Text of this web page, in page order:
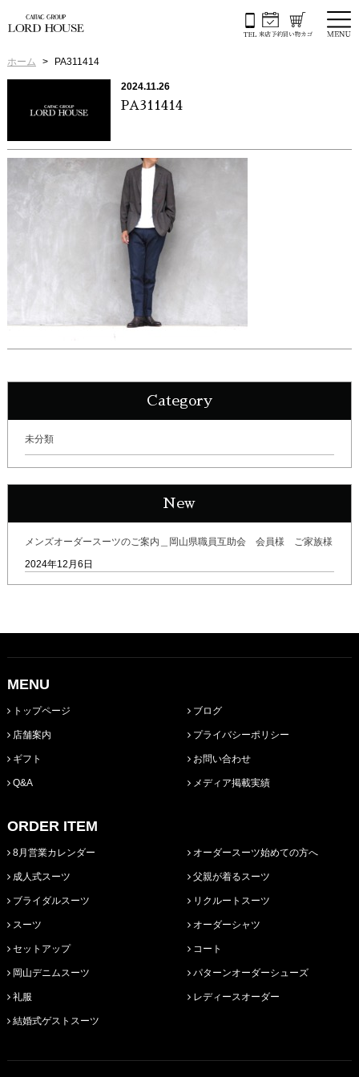
ホーム PA311414
2024.11.26
PA311414
Category
未分類
New
メンズオーダースーツのご案内＿岡山県職員互助会 会員様 ご家族様
2024年12月6日
MENU
トップページ
店舗案内
ギフト
Q&A
ブログ
プライバシーポリシー
お問い合わせ
メディア掲載実績
ORDER ITEM
8月営業カレンダー
成人式スーツ
ブライダルスーツ
スーツ
セットアップ
岡山デニムスーツ
礼服
結婚式ゲストスーツ
オーダースーツ始めての方へ
父親が着るスーツ
リクルートスーツ
オーダーシャツ
コート
パターンオーダーシューズ
レディースオーダー